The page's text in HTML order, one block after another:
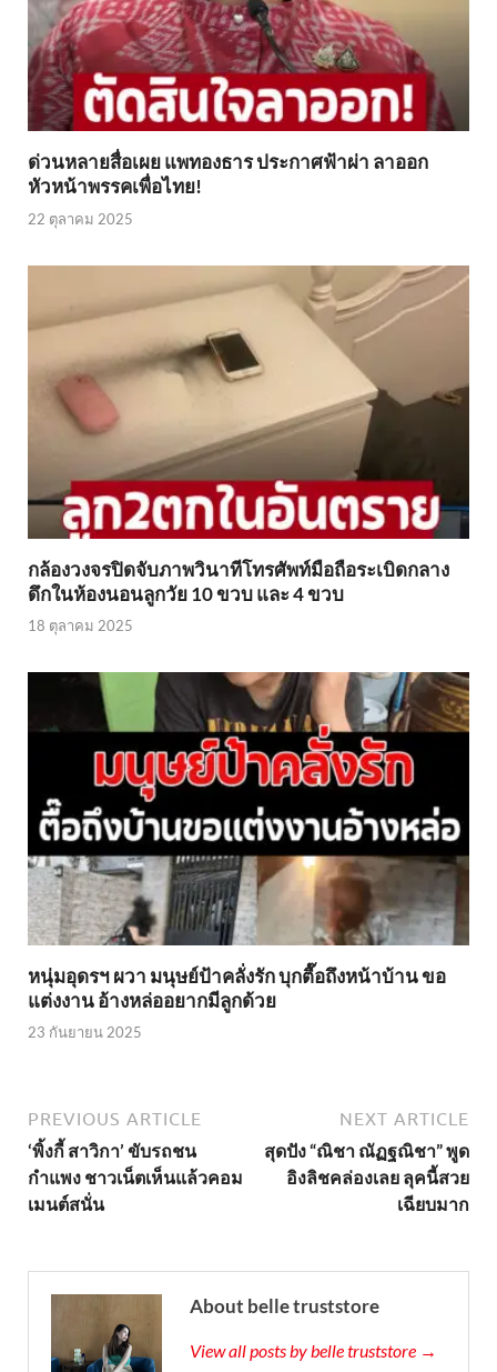
ด่วนหลายสื่อเผย แพทองธาร ประกาศฟ้าผ่า ลาออก
หัวหน้าพรรคเพื่อไทย!
22 ตุลาคม 2025
กล้องวงจรปิดจับภาพวินาทีโทรศัพท์มือถือระเบิดกลาง
ดึกในห้องนอนลูกวัย 10 ขวบ และ 4 ขวบ
18 ตุลาคม 2025
หนุ่มอุดรฯ ผวา มนุษย์ป้าคลั่งรัก บุกตื๊อถึงหน้าบ้าน ขอ
แต่งงาน อ้างหล่ออยากมีลูกด้วย
23 กันยายน 2025
PREVIOUS ARTICLE
‘พิ้งกี้ สาวิกา’ ขับรถชน
กำแพง ชาวเน็ตเห็นแล้วคอม
เมนต์สนั่น
NEXT ARTICLE
สุดปัง “ณิชา ณัฏฐณิชา” พูด
อิงลิชคล่องเลย ลุคนี้สวย
เฉียบมาก
About belle truststore
View all posts by belle truststore →